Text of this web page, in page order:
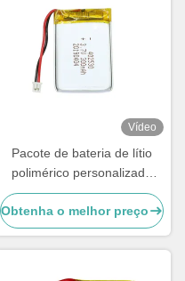
Vídeo
Pacote de bateria de lítio
polimérico personalizado
3.7v 300mah Bateria LiPo
402530
Obtenha o melhor preço